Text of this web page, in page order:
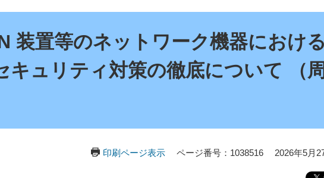
装置等のネットワーク機器におけ
キュリティ対策の徹底について （
印刷ページ表示 ページ番号：1038516 2026年5月